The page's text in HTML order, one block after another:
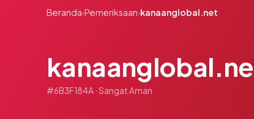
Beranda›Pemeriksaan›kanaanglobal.net
#6B3F184A · Sangat Aman